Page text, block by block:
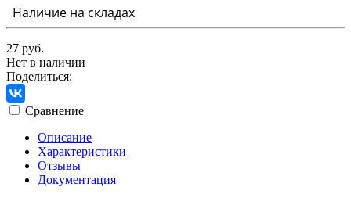
Наличие на складах
27 руб.
Нет в наличии
Поделиться:
Сравнение
Описание
Характеристики
Отзывы
Документация